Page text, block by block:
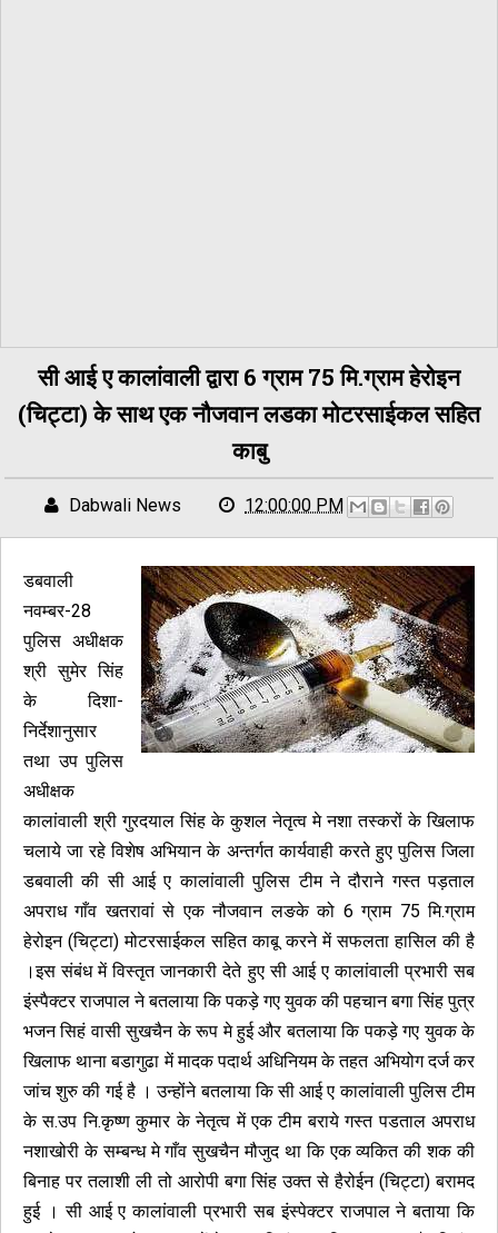
सी आई ए कालांवाली द्वारा 6 ग्राम 75 मि.ग्राम हेरोइन
(चिट्टा) के साथ एक नौजवान लडका मोटरसाईकल सहित
काबु
Dabwali News 12:00:00 PM
डबवाली
नवम्बर-28
पुलिस अधीक्षक
श्री सुमेर सिंह
के दिशा-
निर्देशानुसार
तथा उप पुलिस
अधीक्षक
कालांवाली श्री गुरदयाल सिंह के कुशल नेतृत्व मे नशा तस्करों के खिलाफ
चलाये जा रहे विशेष अभियान के अन्तर्गत कार्यवाही करते हुए पुलिस जिला
डबवाली की सी आई ए कालांवाली पुलिस टीम ने दौराने गस्त पड़ताल
अपराध गाँव खतरावां से एक नौजवान लङके को 6 ग्राम 75 मि.ग्राम
हेरोइन (चिट्टा) मोटरसाईकल सहित काबू करने में सफलता हासिल की है
।इस संबंध में विस्तृत जानकारी देते हुए सी आई ए कालांवाली प्रभारी सब
इंस्पैक्टर राजपाल ने बतलाया कि पकड़े गए युवक की पहचान बगा सिंह पुत्र
भजन सिहं वासी सुखचैन के रूप मे हुई और बतलाया कि पकड़े गए युवक के
खिलाफ थाना बडागुढा में मादक पदार्थ अधिनियम के तहत अभियोग दर्ज कर
जांच शुरु की गई है । उन्होंने बतलाया कि सी आई ए कालांवाली पुलिस टीम
के स.उप नि.कृष्ण कुमार के नेतृत्व में एक टीम बराये गस्त पडताल अपराध
नशाखोरी के सम्बन्ध मे गाँव सुखचैन मौजुद था कि एक व्यकित की शक की
बिनाह पर तलाशी ली तो आरोपी बगा सिंह उक्त से हैरोईन (चिट्टा) बरामद
हुई । सी आई ए कालांवाली प्रभारी सब इंस्पेक्टर राजपाल ने बताया कि